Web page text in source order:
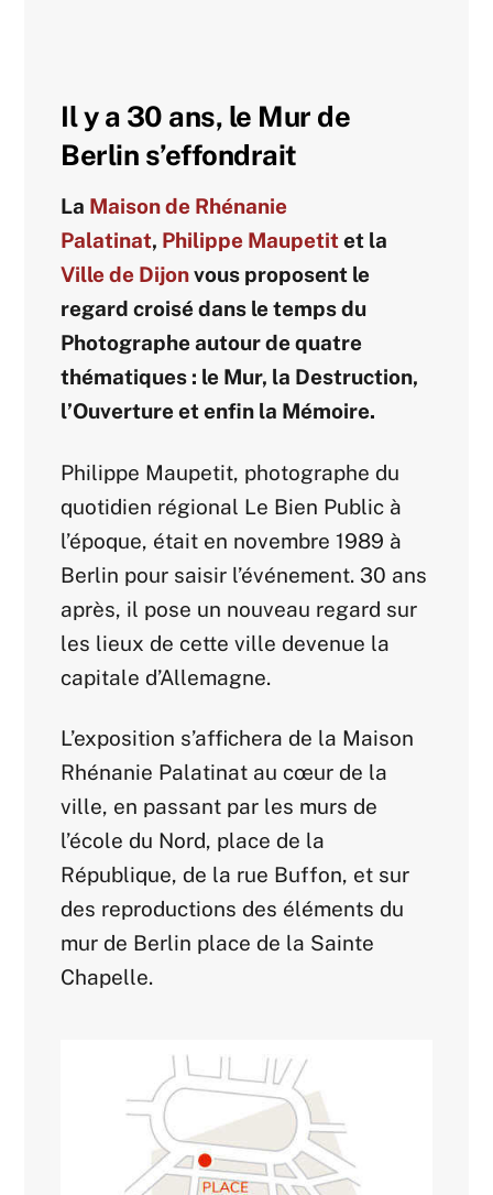
Il y a 30 ans, le Mur de
Berlin s’effondrait
La Maison de Rhénanie
Palatinat, Philippe Maupetitet la
Ville de Dijonvous proposent le
regard croisé dans le temps du
Photographe autour de quatre
thématiques : le Mur, la Destruction,
l’Ouverture et enfin la Mémoire.
Philippe Maupetit, photographe du
quotidien régional Le Bien Public à
l’époque, était en novembre 1989 à
Berlin pour saisir l’événement. 30 ans
après, il pose un nouveau regard sur
les lieux de cette ville devenue la
capitale d’Allemagne.
L’exposition s’affichera de la Maison
Rhénanie Palatinat au cœur de la
ville, en passant par les murs de
l’école du Nord, place de la
République, de la rue Buffon, et sur
des reproductions des éléments du
mur de Berlin place de la Sainte
Chapelle.